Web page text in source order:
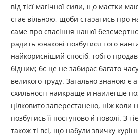
від тієї магічної сили, що маєтки
стає вільною, щоби старатись про
саме про спасіння нашої
радить юнакові позбутися того
найкорисніший спосіб, тобто
бідним; бо це не забирає багато
великого труду. Загально знаною є
схильності найкраще й найлегше
цілковито заперестанено, ніж коли
позбутись її поступово й поволі. З
також ті всі, що набули звичку